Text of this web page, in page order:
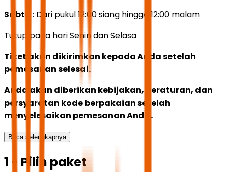
Sabtu
: Dari pukul 12:00 siang hingga 12:00 malam
Tutup pada hari Senin dan Selasa
Tiket akan dikirimkan kepada Anda setelah
pemesanan selesai.
Anda akan diberikan kebijakan, peraturan, dan
persyaratan kode berpakaian setelah
menyelesaikan pemesanan Anda.
Baca selengkapnya
1 - Pilih paket